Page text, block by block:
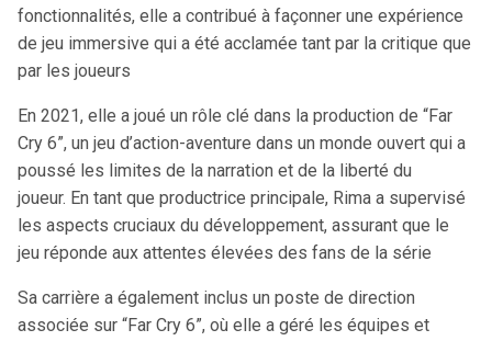
fonctionnalités, elle a contribué à façonner une expérience
de jeu immersive qui a été acclamée tant par la critique que
par les joueurs
En 2021, elle a joué un rôle clé dans la production de “Far
Cry 6”, un jeu d’action-aventure dans un monde ouvert qui a
poussé les limites de la narration et de la liberté du
joueur. En tant que productrice principale, Rima a supervisé
les aspects cruciaux du développement, assurant que le
jeu réponde aux attentes élevées des fans de la série
Sa carrière a également inclus un poste de direction
associée sur “Far Cry 6”, où elle a géré les équipes et